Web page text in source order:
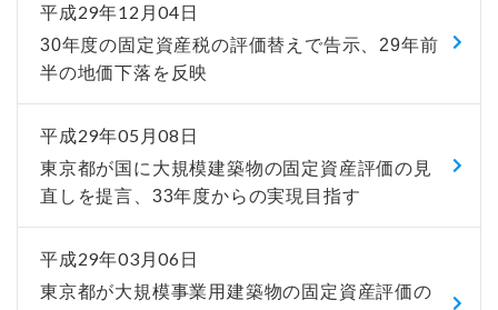
平成29年12月04日
30年度の固定資産税の評価替えで告示、29年前
半の地価下落を反映
平成29年05月08日
東京都が国に大規模建築物の固定資産評価の見
直しを提言、33年度からの実現目指す
平成29年03月06日
東京都が大規模事業用建築物の固定資産評価の